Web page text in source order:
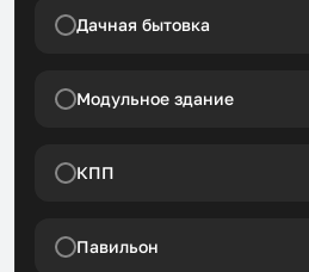
Дачная бытовка
Модульное здание
КПП
Павильон